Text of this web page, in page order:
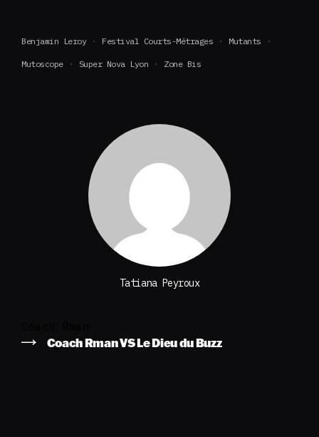
Benjamin Leroy Festival Courts-Métrages Mutants
Mutoscope Super Nova Lyon Zone Bis
Tatiana Peyroux
Coach Rman VS Le Dieu du Buzz